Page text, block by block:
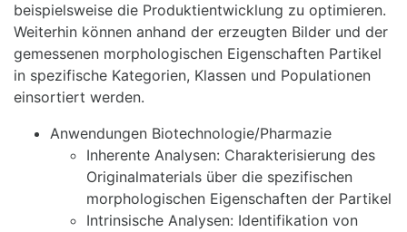
beispielsweise die Produktientwicklung zu optimieren.
Weiterhin können anhand der erzeugten Bilder und der
gemessenen morphologischen Eigenschaften Partikel
in spezifische Kategorien, Klassen und Populationen
einsortiert werden.
Anwendungen Biotechnologie/Pharmazie
Inherente Analysen: Charakterisierung des
Originalmaterials über die spezifischen
morphologischen Eigenschaften der Partikel
Intrinsische Analysen: Identifikation von